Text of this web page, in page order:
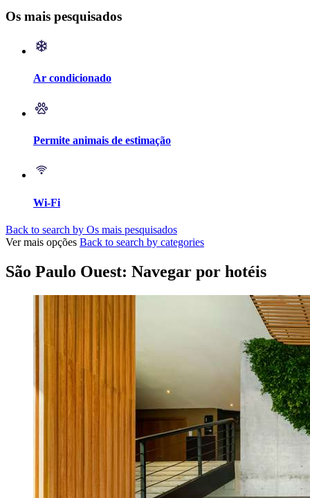
Os mais pesquisados
Ar condicionado
Permite animais de estimação
Wi-Fi
Back to search by Os mais pesquisados
Ver mais opções Back to search by categories
São Paulo Ouest: Navegar por hotéis